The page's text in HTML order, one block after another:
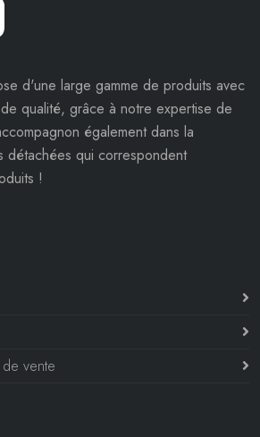
d'une large gamme de produits avec
qualité, grâce à notre expertise de
également dans la
détachées qui correspondent
!
vente